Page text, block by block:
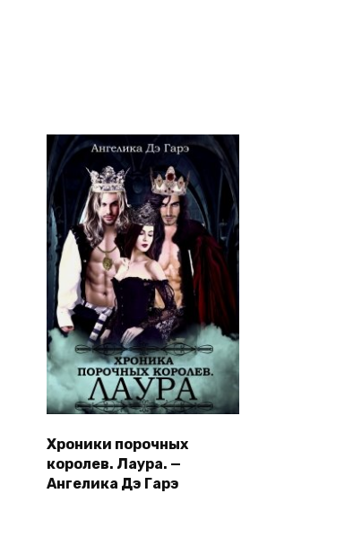
Хроники порочных
королев. Лаура. —
Ангелика Дэ Гарэ